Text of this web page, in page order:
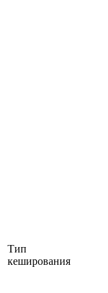
Тип
кеширования